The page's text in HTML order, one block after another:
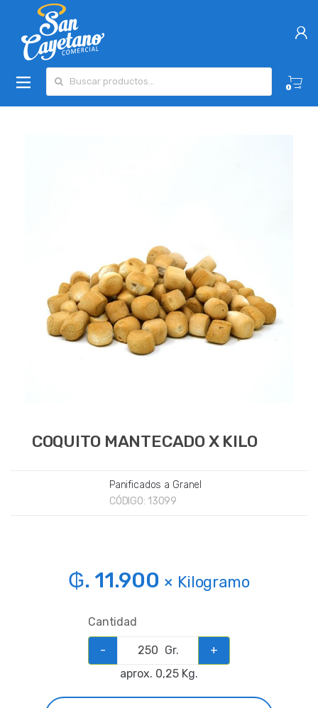
0
COQUITO MANTECADO X KILO
Panificados a Granel
CÓDIGO: 13099
₲. 11.900 × Kilogramo
Cantidad
- Gr.
+
aprox. 0,25 Kg.